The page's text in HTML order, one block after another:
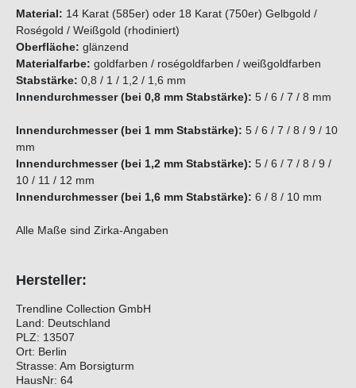
Material: 14 Karat (585er) oder 18 Karat (750er) Gelbgold /
Roségold / Weißgold (rhodiniert)
Oberfläche: glänzend
Materialfarbe: goldfarben / roségoldfarben / weißgoldfarben
Stabstärke: 0,8 / 1 / 1,2 / 1,6 mm
Innendurchmesser (bei 0,8 mm Stabstärke): 5 / 6 / 7 / 8 mm
Innendurchmesser (bei 1 mm Stabstärke): 5 / 6 / 7 / 8 / 9 / 10
mm
Innendurchmesser (bei 1,2 mm Stabstärke): 5 / 6 / 7 / 8 / 9 /
10 / 11 / 12 mm
Innendurchmesser (bei 1,6 mm Stabstärke): 6 / 8 / 10 mm
Alle Maße sind Zirka-Angaben
Hersteller:
Trendline Collection GmbH
Land: Deutschland
PLZ: 13507
Ort: Berlin
Strasse: Am Borsigturm
HausNr: 64